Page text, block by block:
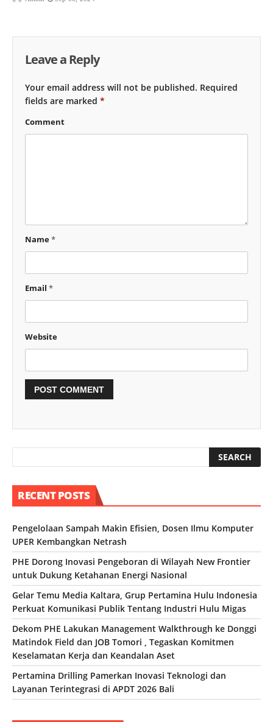
Leave a Reply
Your email address will not be published. Required
fields are marked *
Comment
Name*
Email *
Website
RECENT POSTS
Pengelolaan Sampah Makin Efisien, Dosen Ilmu Komputer
UPER Kembangkan Netrash
PHE Dorong Inovasi Pengeboran di Wilayah New Frontier
untuk Dukung Ketahanan Energi Nasional
Gelar Temu Media Kaltara, Grup Pertamina Hulu Indonesia
Perkuat Komunikasi Publik Tentang Industri Hulu Migas
Dekom PHE Lakukan Management Walkthrough ke Donggi
Matindok Field dan JOB Tomori , Tegaskan Komitmen
Keselamatan Kerja dan Keandalan Aset
Pertamina Drilling Pamerkan Inovasi Teknologi dan
Layanan Terintegrasi di APDT 2026 Bali